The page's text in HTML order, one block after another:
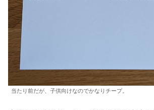
当たり前だが、子供向けなのでかなりチープ。